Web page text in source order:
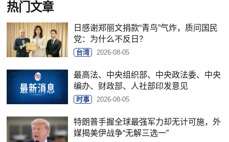
热门文章
日感谢郑丽文捐款“青鸟”气炸，质问国民
党：为什么不反日？
台湾 2026-08-05
最高法、中央组织部、中央政法委、中央
编办、财政部、人社部印发意见
时事 2026-08-05
特朗普手握全球最强军力却无计可施，外
媒揭美伊战争“无解三选一”